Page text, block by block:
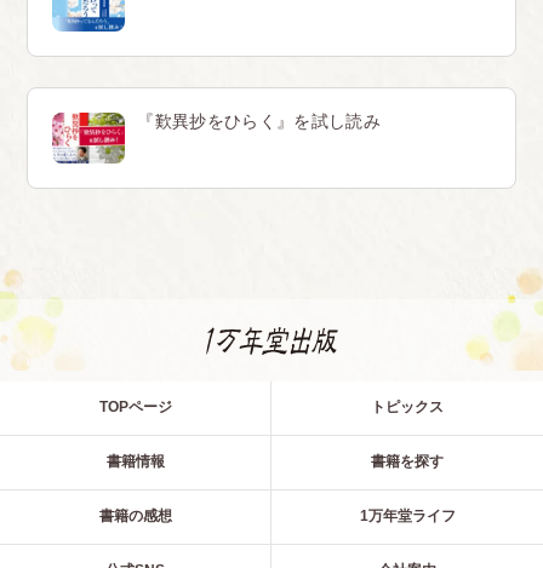
『歎異抄をひらく』を試し読み
TOPページ トピックス
書籍情報 書籍を探す
書籍の感想 1万年堂ライフ